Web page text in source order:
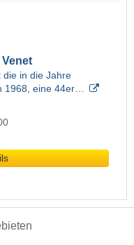
die in die Jahre
1968, eine 44er…